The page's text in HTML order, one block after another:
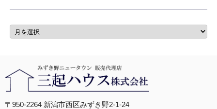
〒950-2264 新潟市西区みずき野2-1-24